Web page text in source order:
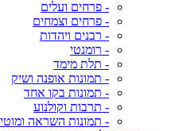
- פרחים ועלים
- פרחים וצמחים
- רבנים ויהדות
- רומנטי
- תלת מימד
- תמונות אופנה ושיק
- תמונות בקו אחד
- תרבות וקולנוע
- תמונות השראה